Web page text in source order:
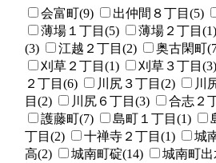
会富町(9) 出仲間８丁目(5)
薄場１丁目(5)
薄場２丁目(1)
(3)
江越２丁目(2) 奥古閑町
刈草２丁目(1)
刈草３丁目(3)
２丁目(6)
川尻３丁目(2) 川
目(2)
川尻６丁目(3) 合志２
護藤町(7)
島町１丁目(1)
丁目(2)
十禅寺２丁目(1) 城
高(2)
城南町碇(14) 城南町出